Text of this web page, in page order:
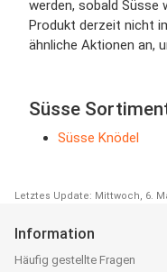
werden, sobald Süsse
Produkt derzeit nicht
ähnliche Aktionen an,
Süsse
Süsse Knödel
Letztes Update: Mittwoch, 6.
Information
Häufig gestellte Fragen